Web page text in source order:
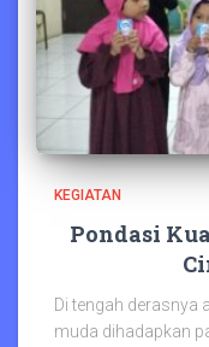
KEGIATAN
Pondasi
Di tengah derasnya
muda dihadapkan